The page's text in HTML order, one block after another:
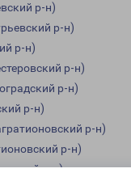
р-н)
р-н)
р-н)
р-н)
р-н)
р-н)
р-н)
р-н)
р-н)